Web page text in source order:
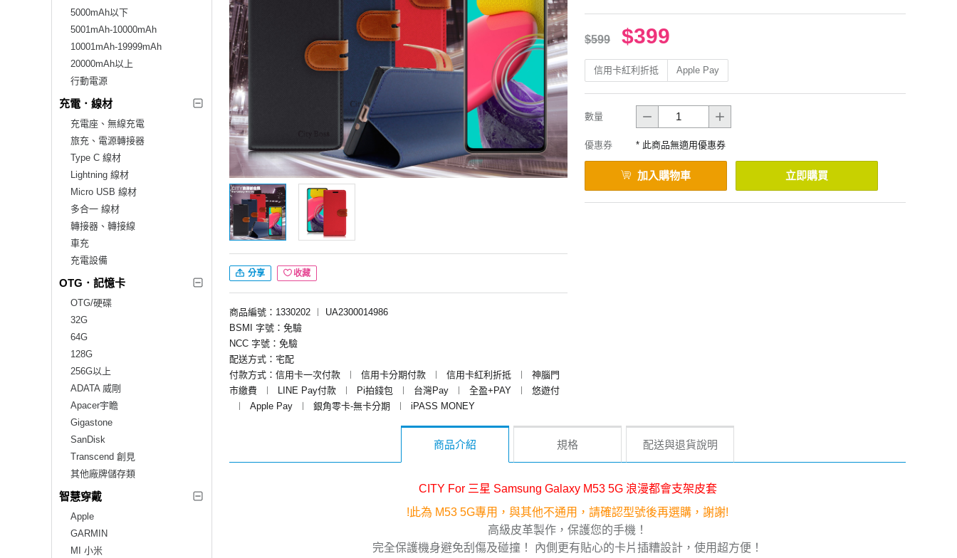
5000mAh以下
5001mAh-10000mAh
10001mAh-19999mAh
20000mAh以上
行動電源
充電．線材
充電座、無線充電
旅充、電源轉接器
Type C 線材
Lightning 線材
Micro USB 線材
多合一 線材
轉接器、轉接線
車充
充電設備
OTG．記憶卡
OTG/硬碟
32G
64G
128G
256G以上
ADATA 威剛
Apacer宇瞻
Gigastone
SanDisk
Transcend 創見
其他廠牌儲存類
智慧穿戴
Apple
GARMIN
MI 小米
分享 收藏
商品編號：1330202 ︱
UA2300014986
BSMI 字號：免驗
NCC 字號：免驗
配送方式：宅配
付款方式：信用卡一次付款
︱ 信用卡分期付款 ︱ 信用卡紅利折抵 ︱
神腦門
市繳費
︱ LINE Pay付款 ︱ Pi拍錢包 ︱ 台灣Pay ︱ 全盈+PAY ︱
悠遊付
︱
Apple Pay ︱ 銀角零卡-無卡分期 ︱ iPASS MONEY
$599 $399
信用卡紅利折抵 Apple Pay
數量
優惠券 * 此商品無適用優惠券
加入購物車 立即購買
商品介紹 規格 配送與退貨說明
CITY For 三星 Samsung Galaxy M53 5G 浪漫都會支架皮套
!此為 M53 5G專用，與其他不通用，請確認型號後再選購，謝謝!
高級皮革製作，保護您的手機！
完全保護機身避免刮傷及碰撞！ 內側更有貼心的卡片插糟設計，使用超方便！